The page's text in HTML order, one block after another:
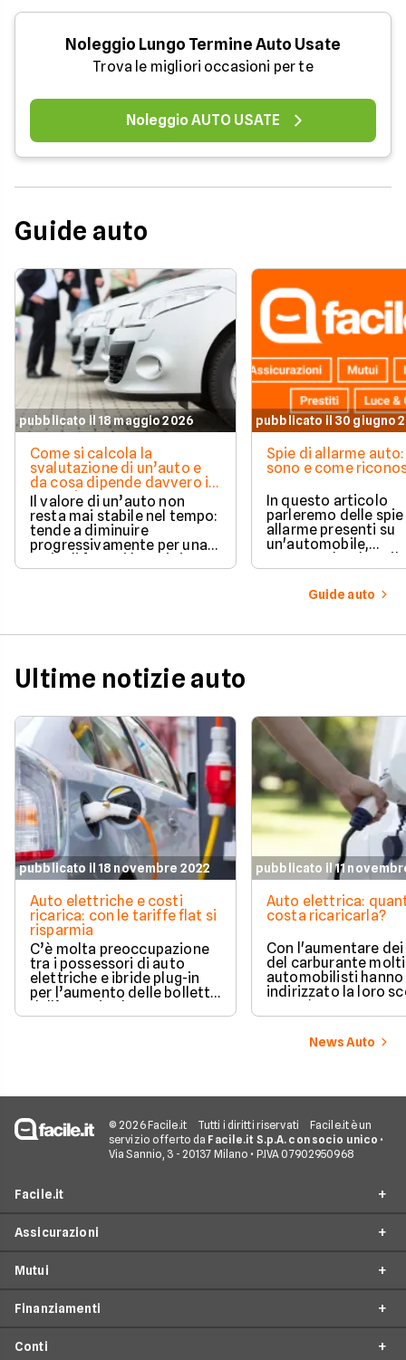
Noleggio Lungo Termine Auto Usate
Trova le migliori occasioni per te
Noleggio AUTO USATE
Guide auto
pubblicato il 18 maggio 2026
Come si calcola la
svalutazione di un’auto e
da cosa dipende davvero il
suo valore
Il valore di un’auto non
resta mai stabile nel tempo:
tende a diminuire
progressivamente per una
serie di fattori legati sia
all’utilizzo quotidiano sia
pubblicato il 30 giugno
Spie di allarme
sono e come
In questo articolo
parleremo delle
allarme presenti su
un'automobile,
comprendendone il
significato una per
questo modo sarà
sapere quale
in ogni situazione.
Guide auto
Ultime notizie auto
pubblicato il 18 novembre 2022
Auto elettriche e costi
ricarica: con le tariffe flat si
risparmia
C’è molta preoccupazione
tra i possessori di auto
elettriche e ibride plug-in
per l’aumento delle bollette
dell’energia che
inevitabilmente ricade sui
ampiamente conveniente.
pubblicato il 11
Auto elettrica:
costa ricaricarla?
Con l'aumentare
del carburante molti
automobilisti hanno
indirizzato la loro
verso le auto a zero
emissioni, ma
anche il caro
spontaneo
conveniente e quali
News Auto
© 2026 Facile.it Tutti i diritti riservati
Facile.it è un
servizio offerto da Facile.it S.p.A. con socio unico •
Via Sannio, 3 - 20137 Milano • P.IVA 07902950968
Facile.it
Perché scegliere Facile.it
Spot TV
Assicurazioni
Preventivo Assicurazioni Auto
Assicurazioni Moto
Mutui
Surroga Mutuo
Finanziamenti
Conti